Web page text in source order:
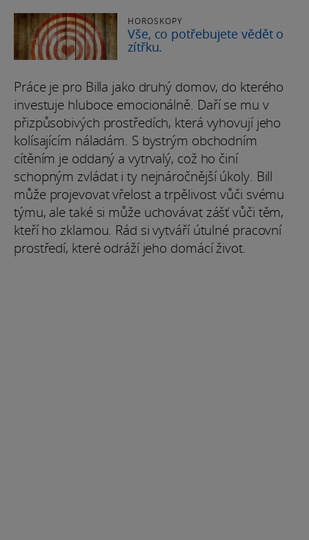
HOROSKOPY
Vše, co potřebujete vědět o
zítřku.
Práce je pro Billa jako druhý domov, do kterého
investuje hluboce emocionálně. Daří se mu v
přizpůsobivých prostředích, která vyhovují jeho
kolísajícím náladám. S bystrým obchodním
cítěním je oddaný a vytrvalý, což ho činí
schopným zvládat i ty nejnáročnější úkoly. Bill
může projevovat vřelost a trpělivost vůči svému
týmu, ale také si může uchovávat zášť vůči těm,
kteří ho zklamou. Rád si vytváří útulné pracovní
prostředí, které odráží jeho domácí život.